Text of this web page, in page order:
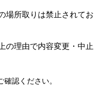
場所取りは禁止されてお
の理由で内容変更・中止
認ください。